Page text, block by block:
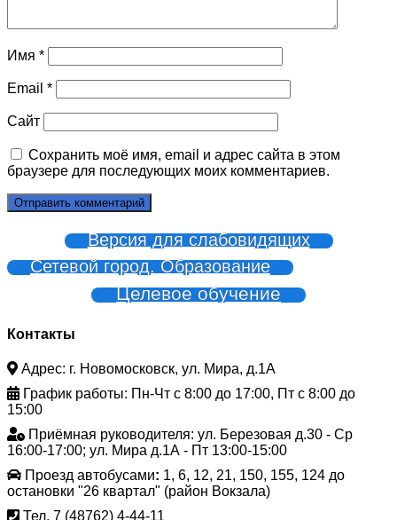
Имя *
Email *
Сайт
Сохранить моё имя, email и адрес сайта в этом
браузере для последующих моих комментариев.
Версия для слабовидящих
Сетевой город. Образование
Целевое обучение
Контакты
Адрес: г. Новомосковск, ул. Мира, д.1А
График работы: Пн-Чт с 8:00 до 17:00, Пт с 8:00 до
15:00
Приёмная руководителя: ул. Березовая д.30 - Ср
16:00-17:00; ул. Мира д.1А - Пт 13:00-15:00
Проезд автобусами: 1, 6, 12, 21, 150, 155, 124 до
остановки "26 квартал" (район Вокзала)
Тел. 7 (48762) 4-44-11